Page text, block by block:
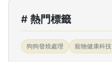
# 熱門標籤
狗狗發燒處理 寵物健康科技